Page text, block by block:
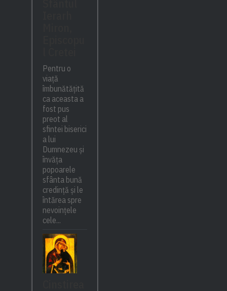
Pentru o
viață
îmbunătățită
ca aceasta a
fost pus
preot al
sfintei biserici
a lui
Dumnezeu și
învăța
popoarele
sfânta bună
credință și le
întărea spre
nevoințele
cele...